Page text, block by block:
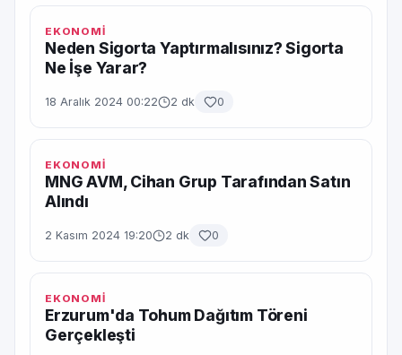
EKONOMİ
Neden Sigorta Yaptırmalısınız? Sigorta
Ne İşe Yarar?
18 Aralık 2024 00:22 2 dk 0
EKONOMİ
MNG AVM, Cihan Grup Tarafından Satın
Alındı
2 Kasım 2024 19:20 2 dk 0
EKONOMİ
Erzurum'da Tohum Dağıtım Töreni
Gerçekleşti